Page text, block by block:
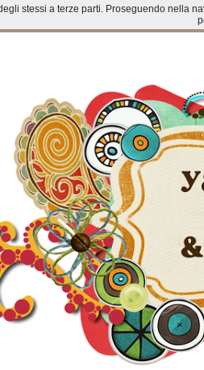
stessi a terze parti. Proseguendo nella